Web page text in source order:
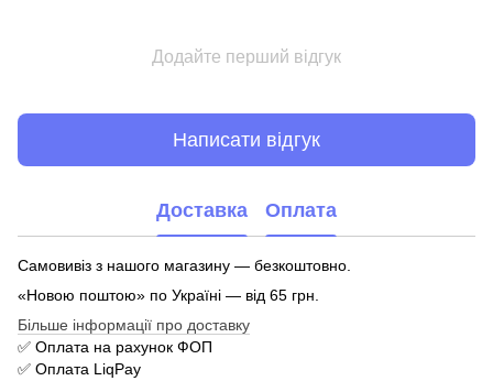
Додайте перший відгук
Написати відгук
Доставка Оплата
Самовивіз з нашого магазину — безкоштовно.
«Новою поштою» по Україні — від 65 грн.
Більше інформації про доставку
✅ Оплата на рахунок ФОП
✅ Оплата LiqPay